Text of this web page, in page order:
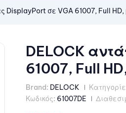
DisplayPort σε VGA 61007, Full
DELOCK
61007, Full
Brand: DELOCK
Κωδικός: 61007DE